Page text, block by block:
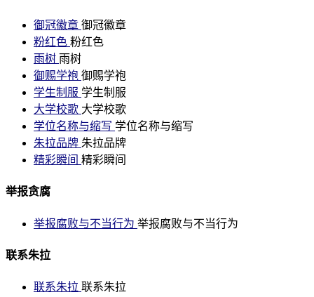
御冠徽章 御冠徽章
粉红色 粉红色
雨树 雨树
御赐学袍 御赐学袍
学生制服 学生制服
大学校歌 大学校歌
学位名称与缩写 学位名称与缩写
朱拉品牌 朱拉品牌
精彩瞬间 精彩瞬间
举报贪腐
举报腐败与不当行为 举报腐败与不当行为
联系朱拉
联系朱拉 联系朱拉